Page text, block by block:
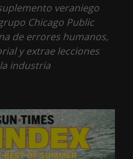
veraniego
Chicago Public
de errores humanos,
y extrae lecciones
industria